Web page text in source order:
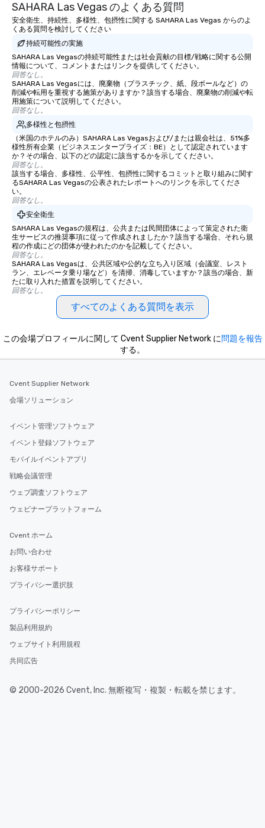
SAHARA Las Vegas のよくある質問
安全衛生、持続性、多様性、包摂性に関する SAHARA Las Vegas からのよ
くある質問を検討してください
持続可能性の実施
SAHARA Las Vegasの持続可能性または社会貢献の目標/戦略に関する公開
情報について、コメントまたはリンクを提供してください。
回答なし。
SAHARA Las Vegasには、廃棄物（プラスチック、紙、段ボールなど）の
削減や転用を重視する施策がありますか？該当する場合、廃棄物の削減や転
用施策について説明してください。
回答なし。
多様性と包摂性
（米国のホテルのみ）SAHARA Las Vegasおよび/または親会社は、51%多
様性所有企業（ビジネスエンタープライズ：BE）として認定されています
か？その場合、以下のどの認定に該当するかを示してください。
回答なし。
該当する場合、多様性、公平性、包摂性に関するコミットと取り組みに関す
るSAHARA Las Vegasの公表されたレポートへのリンクを示してくださ
い。
回答なし。
安全衛生
SAHARA Las Vegasの規程は、公共または民間団体によって策定された衛
生サービスの推奨事項に従って作成されましたか？該当する場合、それら規
程の作成にどの団体が使われたのかを記載してください。
回答なし。
SAHARA Las Vegasは、公共区域や公的な立ち入り区域（会議室、レスト
ラン、エレベータ乗り場など）を清掃、消毒していますか？該当の場合、新
たに取り入れた措置を説明してください。
回答なし。
すべてのよくある質問を表示
この会場プロフィールに関して Cvent Supplier Network に問題を報告
する。
Cvent Supplier Network
会場ソリューション
イベント管理ソフトウェア
イベント登録ソフトウェア
モバイルイベントアプリ
戦略会議管理
ウェブ調査ソフトウェア
ウェビナープラットフォーム
Cvent ホーム
お問い合わせ
お客様サポート
プライバシー選択肢
プライバシーポリシー
製品利用規約
ウェブサイト利用規程
共同広告
© 2000-2026 Cvent, Inc. 無断複写・複製・転載を禁じます。